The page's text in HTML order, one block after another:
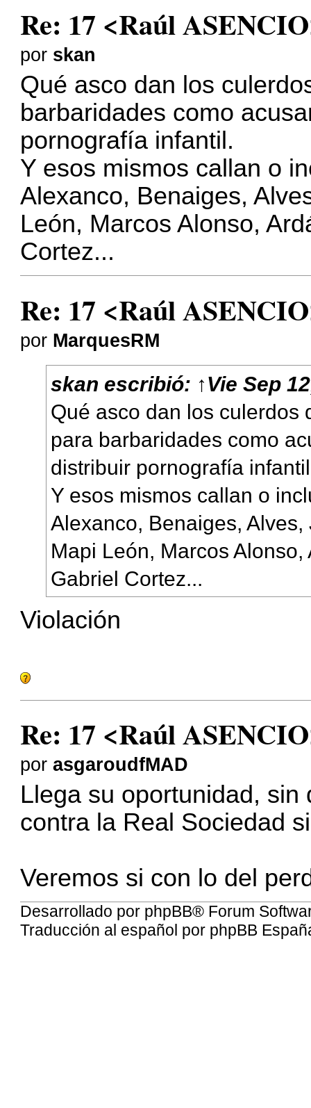
Re: 17 <Raúl
por skan
Qué asco dan los
barbaridades como
pornografía infantil.
Y esos mismos callan o
Alexanco, Benaiges,
León, Marcos Alonso,
Cortez...
Re: 17 <Raúl
por MarquesRM
skan escribió: ↑Vie Sep
Qué asco dan los culerdos
para barbaridades como
distribuir pornografía
Y esos mismos callan o
Alexanco, Benaiges,
Mapi León, Marcos
Gabriel Cortez...
Violación
Re: 17 <Raúl
porasgaroudfMAD
Llega su oportunidad,
contra la Real Sociedad
Veremos si con lo del
Desarrollado por phpBB® Forum
Traducción al español por phpBB